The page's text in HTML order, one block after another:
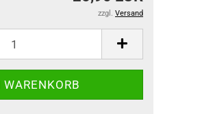
zzgl. Versand